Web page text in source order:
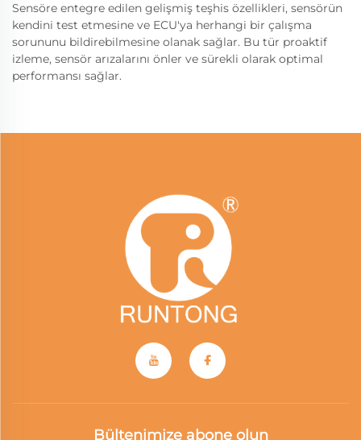
Sensöre entegre edilen gelişmiş teşhis özellikleri, sensörün
kendini test etmesine ve ECU'ya herhangi bir çalışma
sorununu bildirebilmesine olanak sağlar. Bu tür proaktif
izleme, sensör arızalarını önler ve sürekli olarak optimal
performansı sağlar.
Bültenimize abone olun